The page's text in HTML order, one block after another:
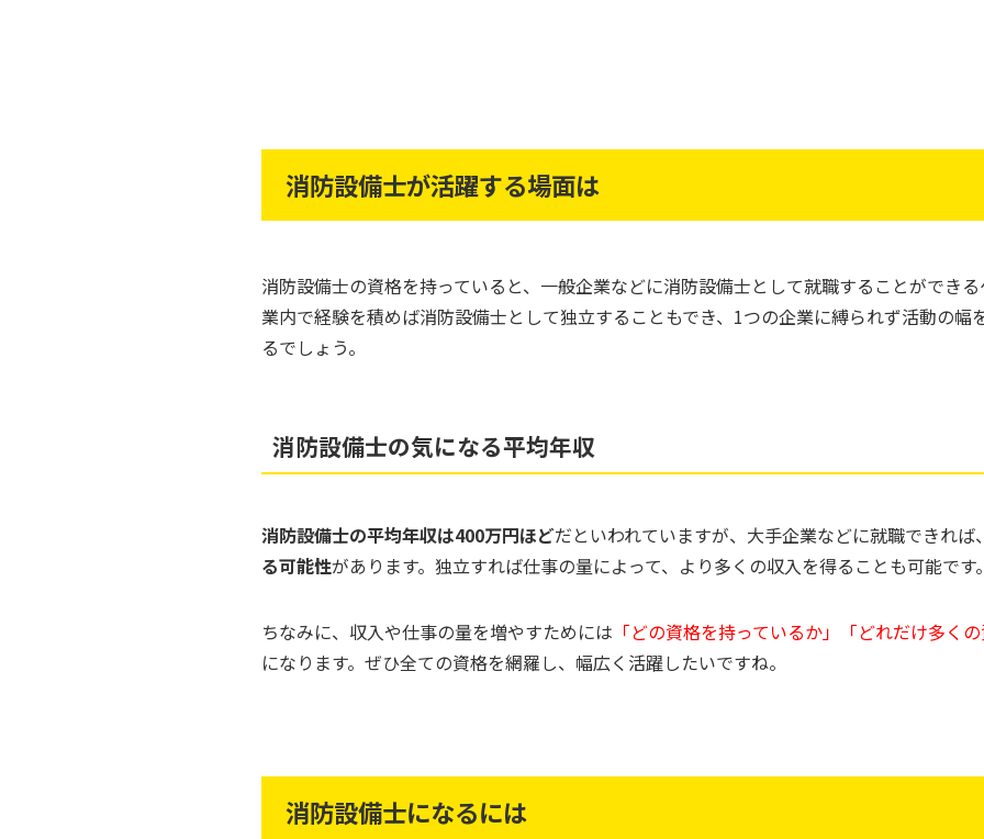
消防設備士が活躍する場面は
消防設備士の資格を持っていると、一般企業などに消防設備士として就職することができ
業内で経験を積めば消防設備士として独立することもでき、1つの企業に縛られず活動の幅
るでしょう。
消防設備士の気になる平均年収
消防設備士の平均年収は400万円ほどだといわれていますが、大手企業などに就職できれば
る可能性があります。独立すれば仕事の量によって、より多くの収入を得ることも可能です
ちなみに、収入や仕事の量を増やすためには 「どの資格を持っているか」「どれだけ多く
になります。ぜひ全ての資格を網羅し、幅広く活躍したいですね。
消防設備士になるには